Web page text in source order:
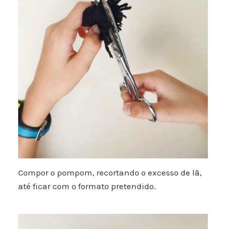
Compor o pompom, recortando o excesso de lã,
até ficar com o formato pretendido.